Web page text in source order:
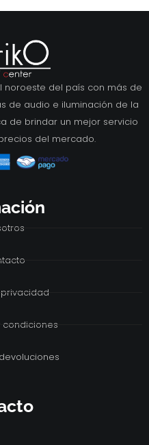
noroeste del país con más de
de audio e iluminación de la
de brindar un mejor servicio
del mercado.
condiciones